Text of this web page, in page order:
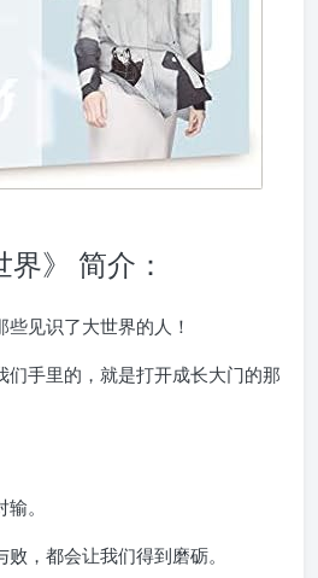
》 简介：
见识了大世界的人！
们手里的，就是打开成长大门的那
。
，都会让我们得到磨砺。